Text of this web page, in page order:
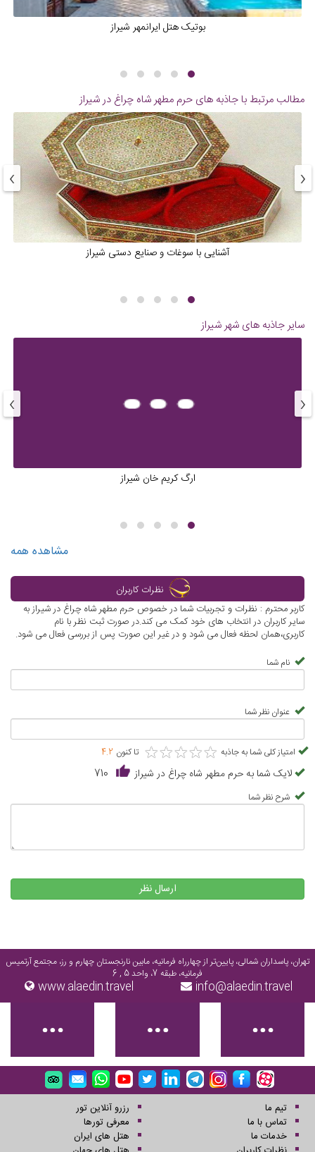
بوتیک هتل ایرانمهر شیراز
مطالب مرتبط با جاذبه های حرم مطهر شاه چراغ در شیراز
آشنایی با سوغات و صنایع دستی شیراز
‹
›
سایر جاذبه های شهر شیراز
ارگ کریم خان شیراز
‹
›
مشاهده همه
نظرات کاربران
کاربر محترم : نظرات و تجربیات شما در خصوص حرم مطهر شاه چراغ در شیراز به
سایر کاربران در انتخاب های خود کمک می کند.در صورت ثبت نظر با نام
کاربری،همان لحظه فعال می شود و در غیر این صورت پس از بررسی فعال می شود.
نام شما
عنوان نظر شما
امتیاز کلی شما به جاذبه ★★★★★
★★★★★ تا کنون 4.2
لایک شما به حرم مطهر شاه چراغ در شیراز 710
شرح نظر شما
ارسال نظر
تهران، پاسداران شمالی، پایین‌تر از چهارراه فرمانیه، مابین نارنجستان چهارم و رز، مجتمع آرتمیس
فرمانیه، طبقه 7، واحد 5 , 6
info@alaedin.travel
www.alaedin.travel
تیم ما
رزرو آنلاین تور